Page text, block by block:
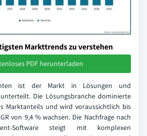
Markttrends zu verstehen
PDF herunterladen
ist der Markt in Lösungen und
Die Lösungsbranche dominierte
Marktanteils und wird voraussichtlich bis
von 9,4 % wachsen. Die Nachfrage nach
Software steigt mit komplexen